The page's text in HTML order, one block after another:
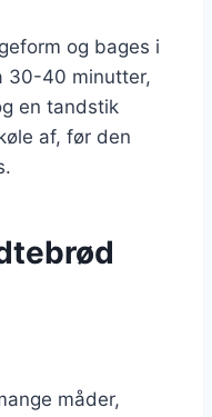
og bages i
30-40 minutter,
en tandstik
af, før den
måder,